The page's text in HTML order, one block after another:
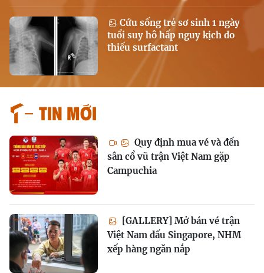
Cứu sống trẻ sơ sinh 1 ngày
tuổi suy hô hấp nguy kịch do
thiếu surfactant
Tin mới
Quy định mua vé và đến
sân cổ vũ trận Việt Nam gặp
Campuchia
[GALLERY] Mở bán vé trận
Việt Nam đấu Singapore, NHM
xếp hàng ngăn nắp